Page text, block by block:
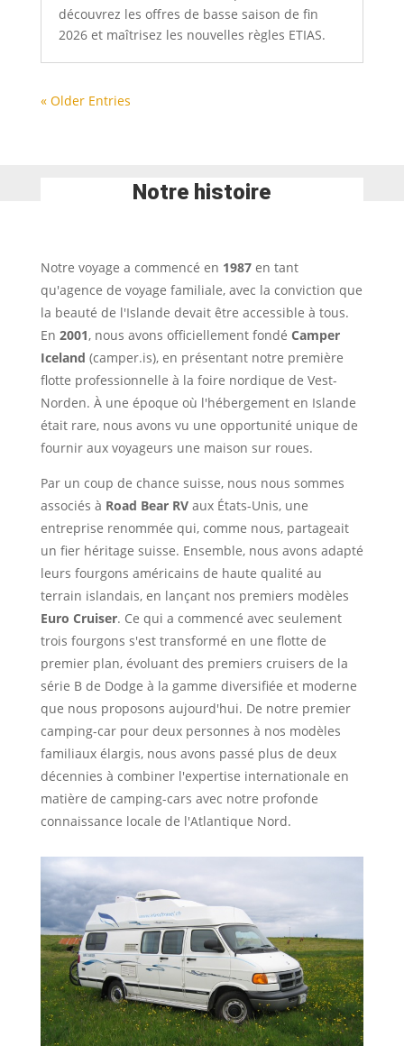
découvrez les offres de basse saison de fin
2026 et maîtrisez les nouvelles règles ETIAS.
« Older Entries
Notre histoire
Notre voyage a commencé en 1987en tant
qu'agence de voyage familiale, avec la conviction que
la beauté de l'Islande devait être accessible à tous.
En 2001, nous avons officiellement fondé Camper
Iceland (camper.is), en présentant notre première
flotte professionnelle à la foire nordique de Vest-
Norden. À une époque où l'hébergement en Islande
était rare, nous avons vu une opportunité unique de
fournir aux voyageurs une maison sur roues.
Par un coup de chance suisse, nous nous sommes
associés à Road Bear RVaux États-Unis, une
entreprise renommée qui, comme nous, partageait
un fier héritage suisse. Ensemble, nous avons adapté
leurs fourgons américains de haute qualité au
terrain islandais, en lançant nos premiers modèles
Euro Cruiser. Ce qui a commencé avec seulement
trois fourgons s'est transformé en une flotte de
premier plan, évoluant des premiers cruisers de la
série B de Dodge à la gamme diversifiée et moderne
que nous proposons aujourd'hui. De notre premier
camping-car pour deux personnes à nos modèles
familiaux élargis, nous avons passé plus de deux
décennies à combiner l'expertise internationale en
matière de camping-cars avec notre profonde
connaissance locale de l'Atlantique Nord.